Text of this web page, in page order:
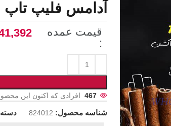
آدامس فلیپ تاپ
قیمت عمده
:
467 افرادی که اکنون این
شناسه محصول: 824012